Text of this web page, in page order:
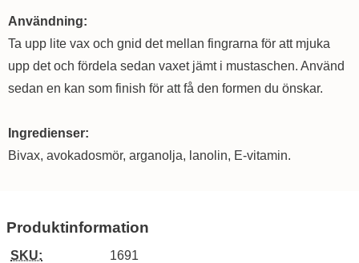
Användning:
Ta upp lite vax och gnid det mellan fingrarna för att mjuka
upp det och fördela sedan vaxet jämt i mustaschen. Använd
sedan en kan som finish för att få den formen du önskar.
Ingredienser:
Bivax, avokadosmör, arganolja, lanolin, E-vitamin.
Produktinformation
SKU: 1691